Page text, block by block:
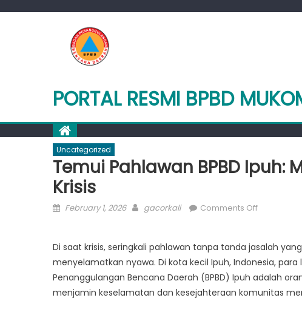
PORTAL RESMI BPBD
Uncategorized
Temui Pahlawan BPBD
Krisis
Posted
February 1, 2026 Author
gacorkali Comments Offon
BPBD
Ipuh:
Melindungi
Kehidupan
Di saat krisis, seringkali pahlawan tanpa tanda jasalah
menyelamatkan nyawa. Di kota kecil Ipuh, Indonesia,
Penanggulangan Bencana Daerah (BPBD) Ipuh adalah
menjamin keselamatan dan kesejahteraan komunitas